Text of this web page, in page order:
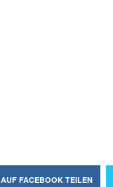
AUF FACEBOOK TEILEN